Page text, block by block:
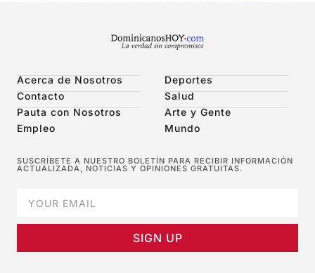
Acerca de Nosotros
Contacto
Pauta con Nosotros
Empleo
Deportes
Salud
Arte y Gente
Mundo
SUSCRÍBETE A NUESTRO BOLETÍN PARA RECIBIR INFORMACIÓN
ACTUALIZADA, NOTICIAS Y OPINIONES GRATUITAS.
SIGN UP